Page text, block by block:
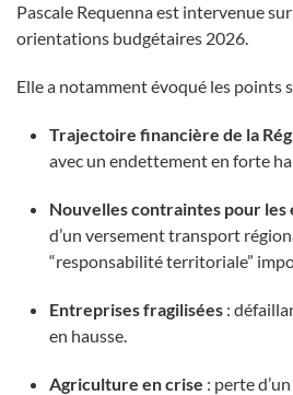
Pascale Requenna est intervenue
orientations budgétaires 2026.
Elle a notamment évoqué les points
Trajectoire financière de la
avec un endettement en forte
Nouvelles contraintes pour
d’un versement transport
“responsabilité territoriale”
Entreprises fragilisées :
en hausse.
Agriculture en crise : perte